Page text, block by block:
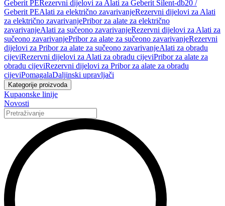
Geberit PERezervni dijelovi za Alati za Geberit Silent-db20 /
Geberit PEAlati za električno zavarivanjeRezervni dijelovi za Alati
za električno zavarivanjePribor za alate za električno
zavarivanjeAlati za sučeono zavarivanjeRezervni dijelovi za Alati za
sučeono zavarivanjePribor za alate za sučeono zavarivanjeRezervni
dijelovi za Pribor za alate za sučeono zavarivanjeAlati za obradu
cijeviRezervni dijelovi za Alati za obradu cijeviPribor za alate za
obradu cijeviRezervni dijelovi za Pribor za alate za obradu
cijeviPomagalaDaljinski upravljači
Kategorije proizvoda
Kupaonske linije
Novosti